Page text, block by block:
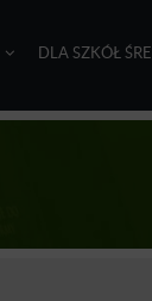
DLA SZKÓŁ